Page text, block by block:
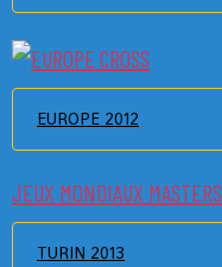
EUROPE 2012
JEUX MONDIAUX MASTERS
TURIN 2013